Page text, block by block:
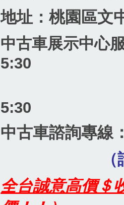
地址：桃園區文
中古車展示中心
5:30
5:30
中古車諮詢專線
（請先電
全台誠意高價＄